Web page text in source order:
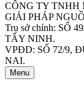
CÔNG TY
GIẢI PHÁP
Trụ sở chính: SỐ
TÂY NINH.
VPĐD: SỐ 72/9,
NAI.
Menu